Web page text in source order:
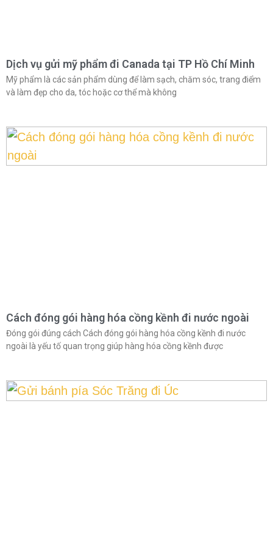
Dịch vụ gửi mỹ phẩm đi Canada tại TP Hồ Chí Minh
Mỹ phẩm là các sản phẩm dùng để làm sạch, chăm sóc, trang điểm
và làm đẹp cho da, tóc hoặc cơ thể mà không
Cách đóng gói hàng hóa cồng kềnh đi nước ngoài
Đóng gói đúng cách Cách đóng gói hàng hóa cồng kềnh đi nước
ngoài là yếu tố quan trọng giúp hàng hóa cồng kềnh được